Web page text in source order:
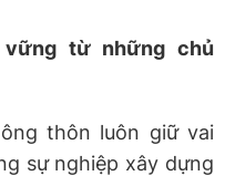
từ những chủ
thôn luôn giữ vai
sự nghiệp xây dựng